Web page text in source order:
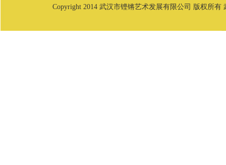
Copyright 2014 武汉市铿锵艺术发展有限公司 版权所